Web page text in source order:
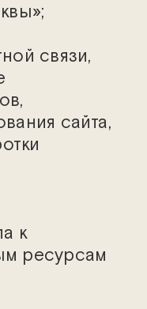
связи,
сайта,
к
ресурсам